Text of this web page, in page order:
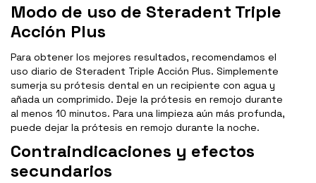
Modo de uso de Steradent Triple
Acción Plus
Para obtener los mejores resultados, recomendamos el
uso diario de Steradent Triple Acción Plus. Simplemente
sumerja su prótesis dental en un recipiente con agua y
añada un comprimido. Deje la prótesis en remojo durante
al menos 10 minutos. Para una limpieza aún más profunda,
puede dejar la prótesis en remojo durante la noche.
Contraindicaciones y efectos
secundarios